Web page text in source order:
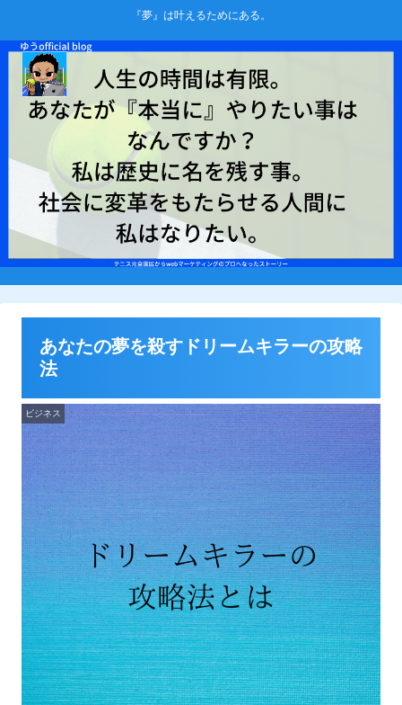
『夢』は叶えるためにある。
あなたの夢を殺すドリームキラーの攻略
法
ビジネス